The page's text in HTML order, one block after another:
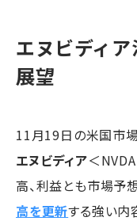
エヌビディ
展望
11月19日の米国市
エヌビディア＜
高、利益とも市場予
高を更新する強い内